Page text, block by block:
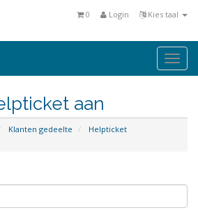
Kies taal
Login
0
aan
Klanten gedeelte
Helpticket